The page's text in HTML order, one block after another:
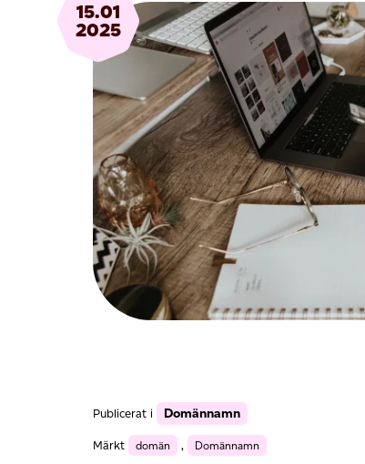
Publicerat i Domännamn
Märkt domän , Domännamn
15.01
2025